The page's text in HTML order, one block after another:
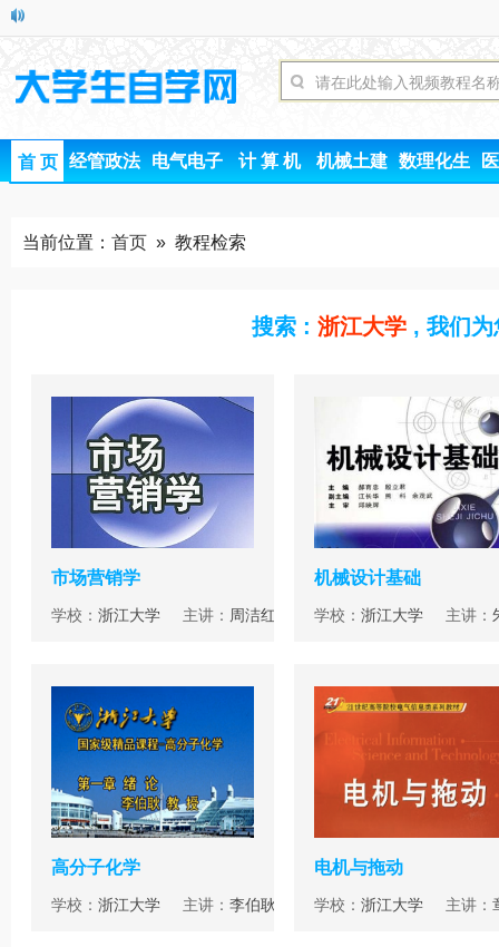
首 页 经管政法 电气电子 计 算 机 机械土建 数理化生
当前位置： 首页 » 教程检索
搜索 : 浙江大学 , 我们为
市场营销学
学校： 浙江大学 主讲： 周洁红
机械设计基础
学校： 浙江大学 主讲：
高分子化学
学校： 浙江大学 主讲： 李伯耿
电机与拖动
学校： 浙江大学 主讲：